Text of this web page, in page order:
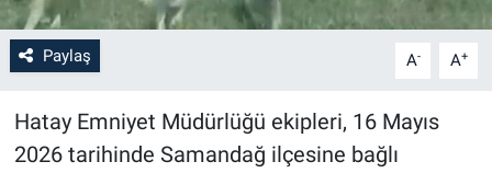
Paylaş A- A+
Hatay Emniyet Müdürlüğü ekipleri, 16 Mayıs
2026 tarihinde Samandağ ilçesine bağlı